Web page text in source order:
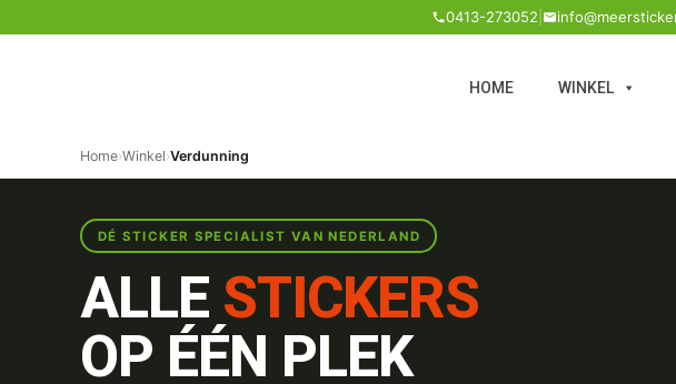
0413-273052
HOME WINKEL
Home›Winkel›Verdunning
DÉ STICKER SPECIALIST VAN NEDERLAND
ALLE STICKERS
OP ÉÉN PLEK